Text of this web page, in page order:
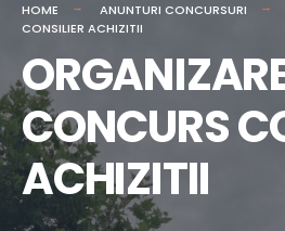
HOME ANUNTURI CONCURSURI
CONSILIER ACHIZITII
CONCURS
ACHIZITII